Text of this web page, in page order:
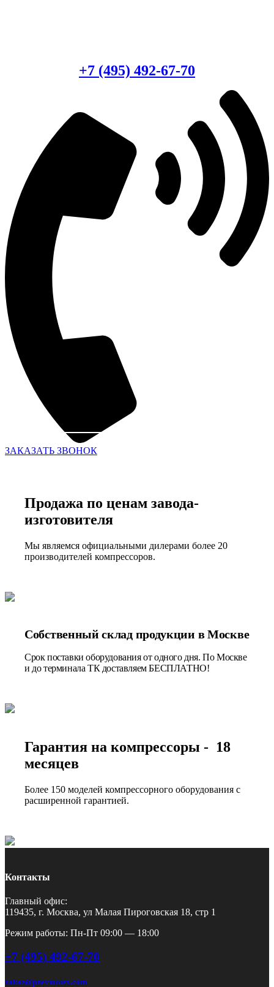
+7 (495) 492-67-70
ЗАКАЗАТЬ ЗВОНОК
Продажа по ценам завода-
изготовителя
Мы являемся официальными дилерами более 20
производителей компрессоров.
Собственный склад продукции в Москве
Срок поставки оборудования от одного дня. По Москве
и до терминала ТК доставляем БЕСПЛАТНО!
Гарантия на компрессоры - 18
месяцев
Более 150 моделей компрессорного оборудования с
расширенной гарантией.
Контакты
Главный офис:
119435, г. Москва, ул Малая Пироговская 18, стр 1
Режим работы: Пн-Пт 09:00 — 18:00
+7 (495) 492-67-70
zakaz@pnevmotex.com